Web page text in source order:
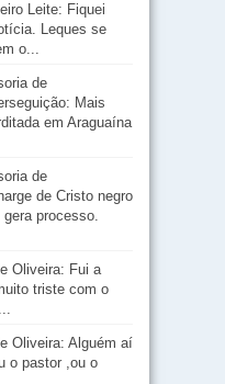
Leite: Fiquei
Leques se
o...
de
Mais
em Araguaína
de
de Cristo negro
processo.
Oliveira: Fui a
triste com o
Oliveira: Alguém aí
o pastor ,ou o